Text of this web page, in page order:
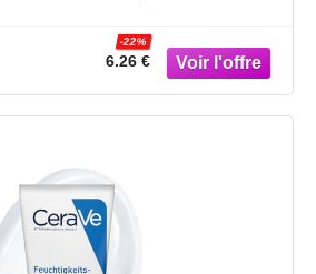
95% d’origine naturelle
6.26 €
-22%